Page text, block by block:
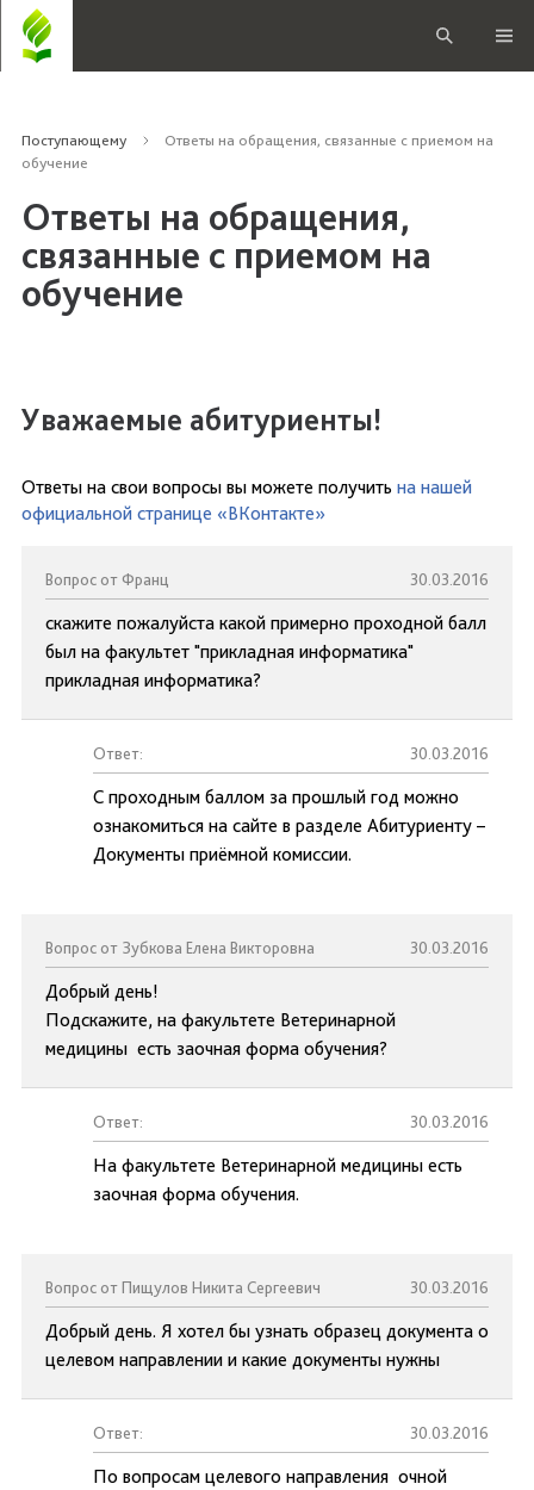
Поступающему
Ответы на обращения, связанные с приемом на
обучение
Ответы на обращения,
связанные с приемом на
обучение
Уважаемые абитуриенты!
Ответы на свои вопросы вы можете получить на нашей
официальной странице «ВКонтакте»
Вопрос от Франц 30.03.2016
скажите пожалуйста какой примерно проходной балл
был на факультет "прикладная информатика"
прикладная информатика?
Ответ: 30.03.2016
С проходным баллом за прошлый год можно
ознакомиться на сайте в разделе Абитуриенту –
Документы приёмной комиссии.
Вопрос от Зубкова Елена Викторовна 30.03.2016
Добрый день!
Подскажите, на факультете Ветеринарной
медицины есть заочная форма обучения?
Ответ: 30.03.2016
На факультете Ветеринарной медицины есть
заочная форма обучения.
Вопрос от Пищулов Никита Сергеевич 30.03.2016
Добрый день. Я хотел бы узнать образец документа о
целевом направлении и какие документы нужны
Ответ: 30.03.2016
По вопросам целевого направления очной